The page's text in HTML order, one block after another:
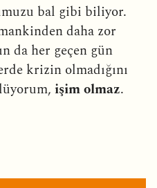
bal gibi biliyor.
daha zor
da her geçen gün
krizin olmadığını
işim olmaz.